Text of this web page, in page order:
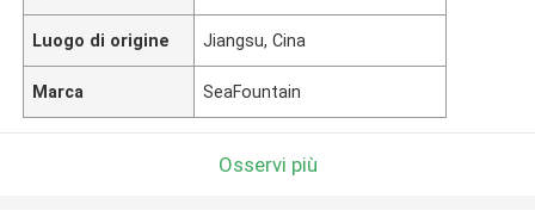
Luogo di origine Jiangsu, Cina
Marca SeaFountain
Osservi più